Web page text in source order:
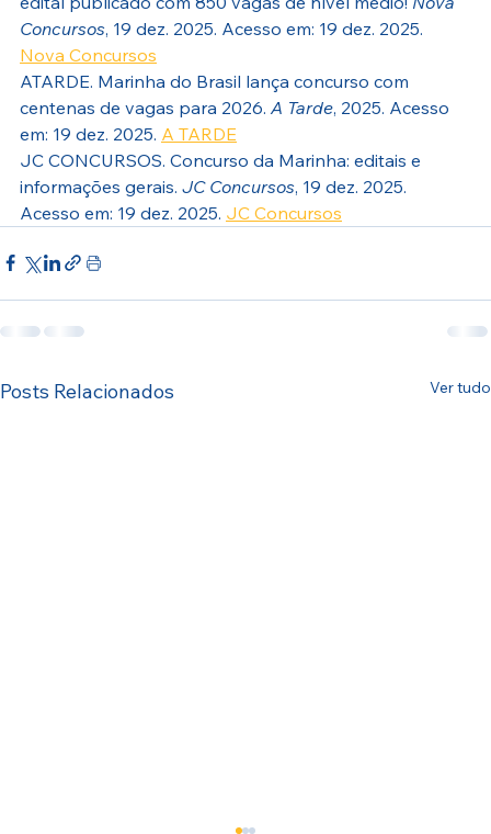
Concursos, 19 dez. 2025. Acesso em: 19 dez. 2025.
Nova Concursos
ATARDE. Marinha do Brasil lança concurso com
centenas de vagas para 2026. A Tarde, 2025. Acesso
em: 19 dez. 2025. A TARDE
JC CONCURSOS. Concurso da Marinha: editais e
informações gerais. JC Concursos, 19 dez. 2025.
Acesso em: 19 dez. 2025. JC Concursos
Posts Relacionados Ver tudo